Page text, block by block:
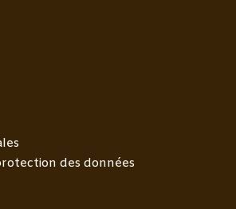
des données